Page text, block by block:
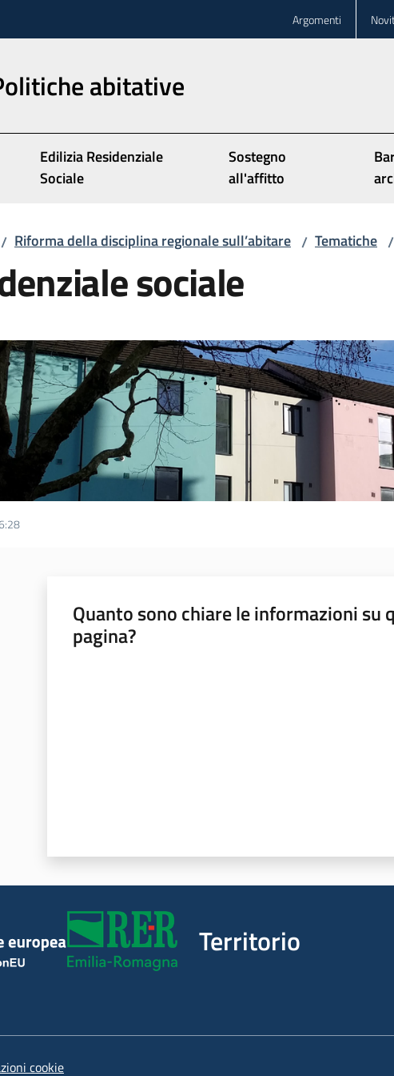
Argomenti
abitative
Edilizia Residenziale
Sociale
Sostegno
all'affitto
/ Riforma della disciplina regionale sull’abitare / Tematiche /
sociale
Quanto sono chiare le informazioni su
pagina?
Territorio
cookie